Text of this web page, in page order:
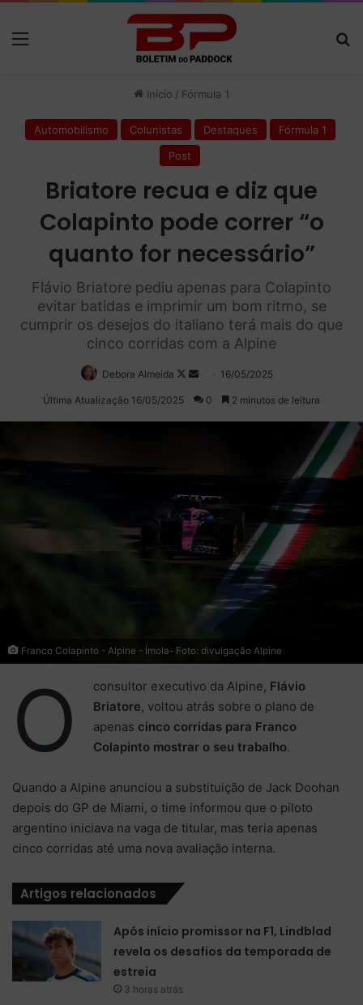
Início / Fórmula 1
Automobilismo Colunistas Destaques
Fórmula 1
Post
Briatore recua e diz que
Colapinto pode correr “o
quanto for necessário”
Flávio Briatore pediu apenas para Colapinto
evitar batidas e imprimir um bom ritmo, se
cumprir os desejos do italiano terá mais do que
cinco corridas com a Alpine
Debora Almeida
Follow
on
Mande
um
16/05/2025
Última Atualização 16/05/2025 0 2 minutos de leitura
Franco Colapinto - Alpine - Ímola- Foto: divulgação Alpine
O consultor executivo da Alpine, Flávio
Briatore, voltou atrás sobre o plano de
apenas cinco corridas para Franco
Colapinto mostrar o seu trabalho.
Quando a Alpine anunciou a substituição de Jack Doohan
depois do GP de Miami, o time informou que o piloto
argentino iniciava na vaga de titular, mas teria apenas
cinco corridas até uma nova avaliação interna.
Artigos relacionados
Após início promissor na F1, Lindblad
revela os desafios da temporada de
estreia
3 horas atrás